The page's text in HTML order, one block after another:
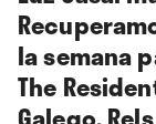
la semana
The